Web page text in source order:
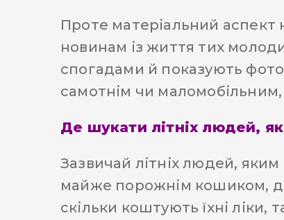
Проте матеріальний аспект
новинам із життя тих
спогадами й показують
самотнім чи
Де шукати літніх людей,
Зазвичай літніх людей,
майже порожнім кошиком, де
скільки коштують їхні